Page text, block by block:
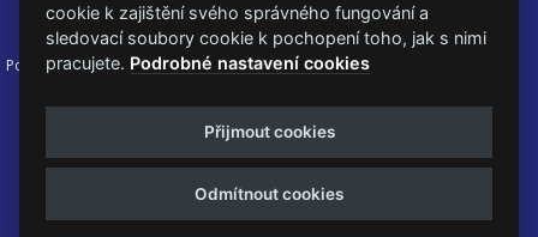
Podmínky užití 🍪 Změnit nastavení cookies.
© PRAGOKONCERT BOHEMIA, a.s.
Web s
k metalu vytvořila creatia.tech s.r.o. a
Viktor Eyermann
cookie k zajištění svého správného fungování a
sledovací soubory cookie k pochopení toho, jak s nimi
pracujete. Podrobné nastavení cookies
Přijmout cookies
Odmítnout cookies